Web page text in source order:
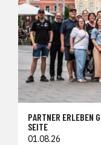
PARTNER ERLEBEN
SEITE
01.08.26